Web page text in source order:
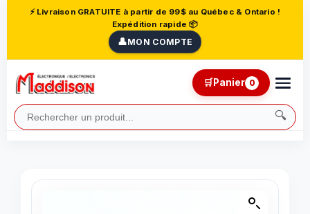
⚡ Livraison GRATUITE à partir de 99$ au Québec & Ontario !
Expédition rapide 📦
👤MON COMPTE
🔍
🛒Panier 0